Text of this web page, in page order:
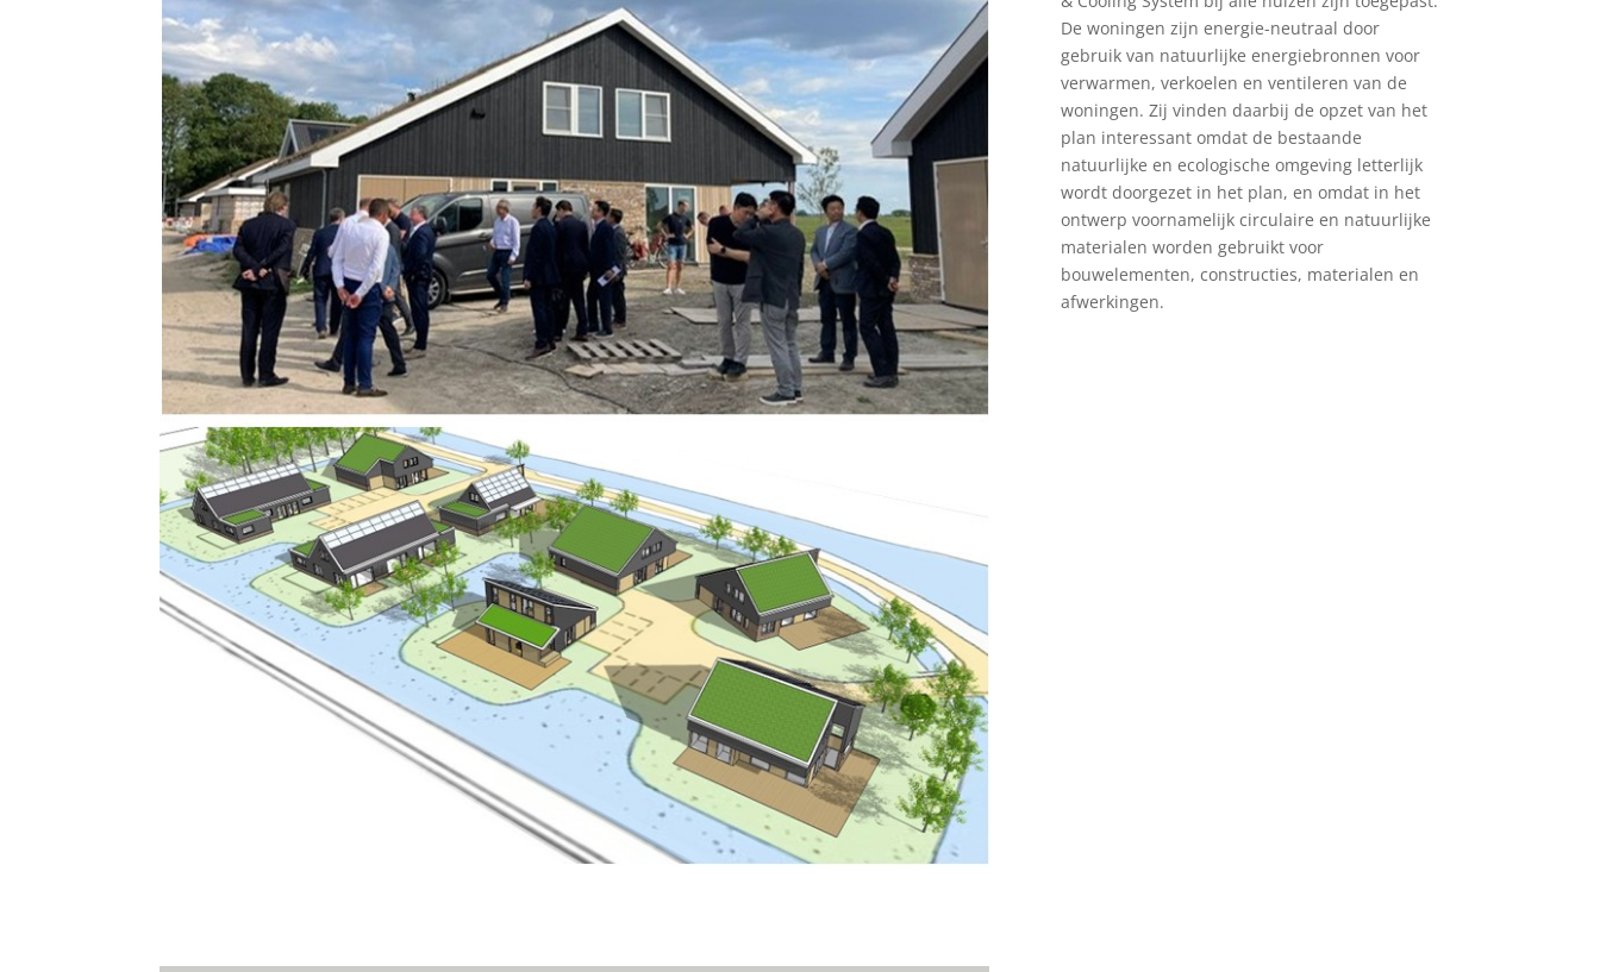
De woningen zijn energie-neutraal door
gebruik van natuurlijke energiebronnen voor
verwarmen, verkoelen en ventileren van de
woningen. Zij vinden daarbij de opzet van het
plan interessant omdat de bestaande
natuurlijke en ecologische omgeving letterlijk
wordt doorgezet in het plan, en omdat in het
ontwerp voornamelijk circulaire en natuurlijke
materialen worden gebruikt voor
bouwelementen, constructies, materialen en
afwerkingen.